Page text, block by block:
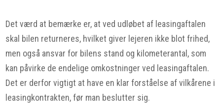
Det værd at bemærke er, at ved udløbet af leasingaftalen
skal bilen returneres, hvilket giver lejeren ikke blot frihed,
men også ansvar for bilens stand og kilometerantal, som
kan påvirke de endelige omkostninger ved leasingaftalen.
Det er derfor vigtigt at have en klar forståelse af vilkårene i
leasingkontrakten, før man beslutter sig.